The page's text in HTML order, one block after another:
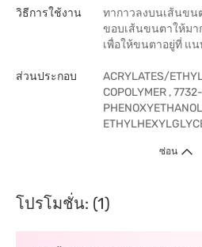
วิธีการใช้งาน
ทากาวลงบนเส้นขน
ขอบเส้นขนตาให้มา
เพื่อให้ขนตาอยู่ที่ แ
ส่วนประกอบ
ACRYLATES/
COPOLYMER ,
ซ่อน
โปรโมชั่น: (1)